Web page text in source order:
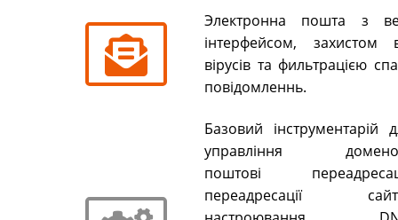
Электронна пошта з
інтерфейсом, захистом
вірусів та фильтрацією
повідомленнь.
Базовий інструментарій
управління
поштові
переадресації